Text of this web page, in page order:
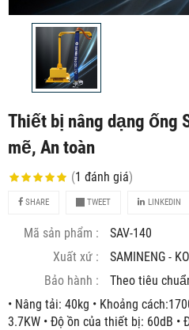
Thiết bị nâng dạng ống
mẽ, An toàn
(1 đánh giá)
SHARE TWEET LINKEDIN
Mã sản phẩm :
SAV-140
Xuất xứ :
SAMINENG -
Bảo hành :
Theo tiêu
• Nâng tải: 40kg • Khoảng
3.7KW • Độ ồn của thiết bị: 60dB •